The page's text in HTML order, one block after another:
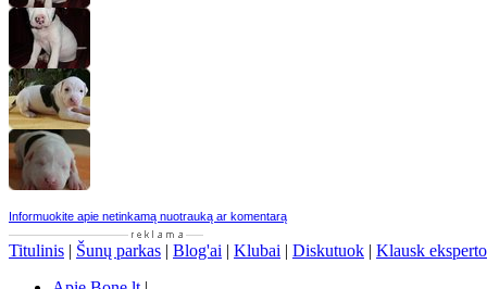
Informuokite apie netinkamą nuotrauką ar komentarą
Titulinis | Šunų parkas | Blog'ai | Klubai | Diskutuok | Klausk eksperto